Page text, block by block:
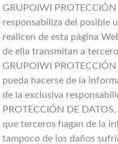
GRUPOIWI PROTECCIÓN
responsabiliza del posible
realicen de esta página
de ella transmitan a
GRUPOIWI
pueda hacerse de la
de la exclusiva
PROTECCIÓN DE
que terceros hagan de la
tampoco de los daños